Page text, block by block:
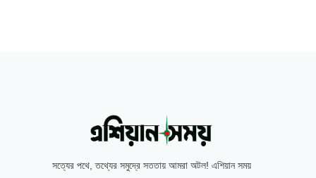
সত্যের পথে, তথ্যের সমুদ্রে সততায় আমরা অটল! এশিয়ান সময়